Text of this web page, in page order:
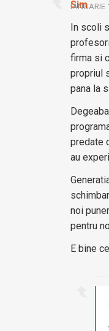
Sim
IANUARIE
In scoli
firma si
propriul
pana la
predate
au
noi
pentru
E bine